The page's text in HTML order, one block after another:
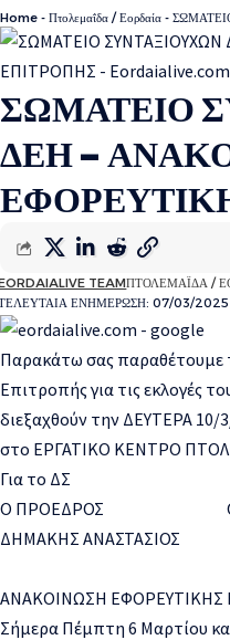
Home - Πτολεμαΐδα / Εορδαία - ΣΩΜΑΤΕΙΟ
ΣΩΜΑΤΕΙΟ
ΔΕΗ –
ΕΝΗΜΕΡΩΣΗ: 07/03/2025
TEAMΠΤΟΛΕΜΑΪΔΑ /
Παρακάτω σας παραθέτουμε
Επιτροπής για τις εκλογές
διεξαχθούν την ΔΕΥΤΕΡΑ 10/3
στο ΕΡΓΑΤΙΚΟ ΚΕΝΤΡΟ
Για το ΔΣ
Ο ΠΡΟΕΔΡΟΣ Ο
ΔΗΜΑΚΗΣ
ΑΝΑΚΟΙΝΩΣΗ ΕΦΟΡΕΥΤΙΚΗΣ
Σήμερα Πέμπτη 6 Μαρτίου